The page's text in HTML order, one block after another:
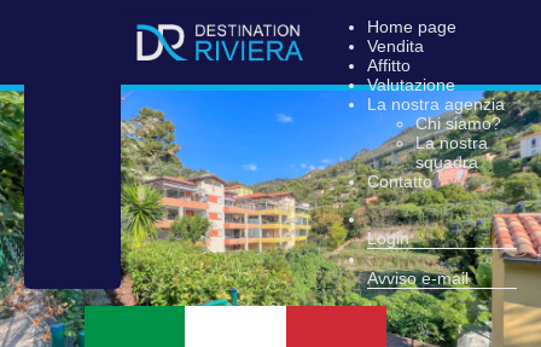
Home page
Vendita
Affitto
Valutazione
La nostra agenzia
Chi siamo?
La nostra
squadra
Contatto
Login
Avviso e-mail